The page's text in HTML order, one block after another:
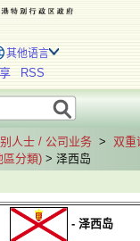
其他语言
RSS
人士 / 公司业务 > 双重
區分類) > 泽西岛
- 泽西岛